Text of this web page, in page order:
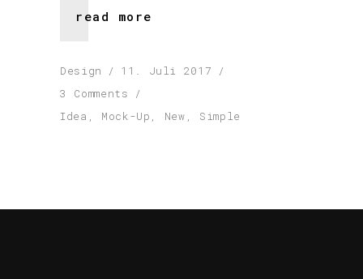
read more
Design
11. Juli 2017
3 Comments
Idea , Mock-Up , New , Simple